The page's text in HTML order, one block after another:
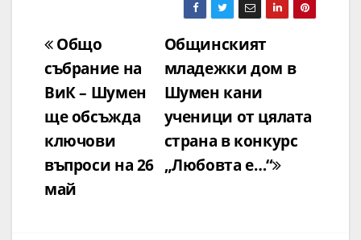
НавигацияОбщинският
младежки дом в
Шумен кани
ученици от цялата
страна в конкурс
„Любовта е…“
Общо
събрание на
ВиК – Шумен
ще обсъжда
ключови
въпроси на 26
май